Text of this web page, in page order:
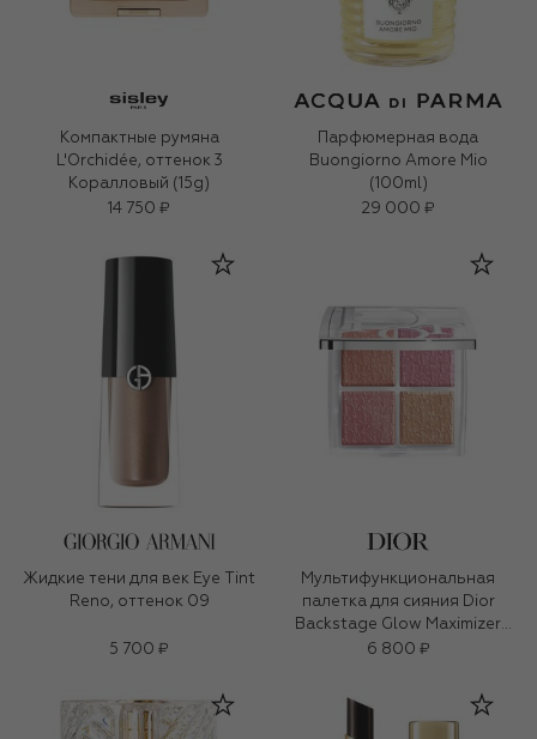
Компактные румяна
L'Orchidée, оттенок 3
Коралловый (15g)
14 750 ₽
Парфюмерная вода
Buongiorno Amore Mio
(100ml)
29 000 ₽
Жидкие тени для век Eye Tint
Reno, оттенок 09
5 700 ₽
Мультифункциональная
палетка для сияния Dior
Backstage Glow Maximizer
Palette, оттенок 005 Sunlit
6 800 ₽